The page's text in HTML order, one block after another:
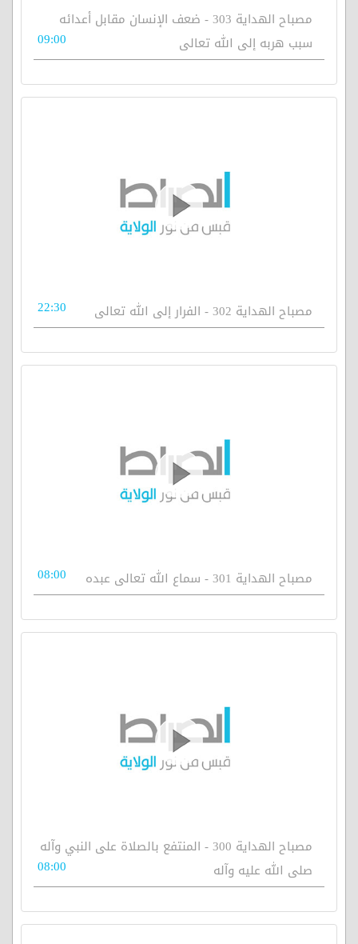
مصباح الهداية 303 - ضعف الإنسان مقابل أعدائه
سبب هربه إلى الله تعالى
09:00
مصباح الهداية 302 - الفرار إلى الله تعالى 22:30
مصباح الهداية 301 - سماع الله تعالى عبده 08:00
مصباح الهداية 300 - المنتفع بالصلاة على النبي وآله
صلى الله عليه وآله
08:00